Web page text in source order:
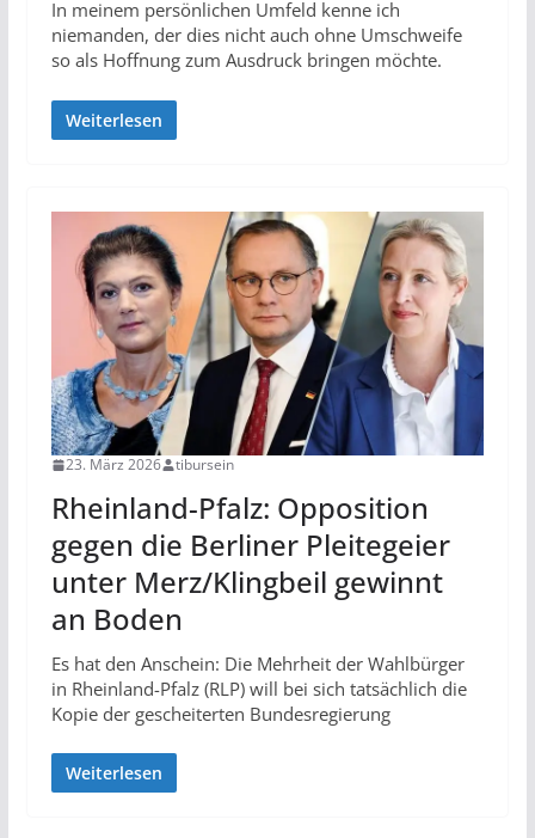
In meinem persönlichen Umfeld kenne ich
niemanden, der dies nicht auch ohne Umschweife
so als Hoffnung zum Ausdruck bringen möchte.
Weiterlesen
23. März 2026 tibursein
Rheinland-Pfalz: Opposition
gegen die Berliner Pleitegeier
unter Merz/Klingbeil gewinnt
an Boden
Es hat den Anschein: Die Mehrheit der Wahlbürger
in Rheinland-Pfalz (RLP) will bei sich tatsächlich die
Kopie der gescheiterten Bundesregierung
Weiterlesen